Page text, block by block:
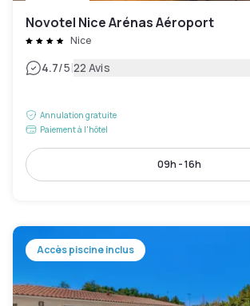
Novotel Nice Arénas Aéroport
Nice
4.7/5|22 Avis
Annulation gratuite
Paiement à l'hôtel
09h - 16h
Accès piscine inclus